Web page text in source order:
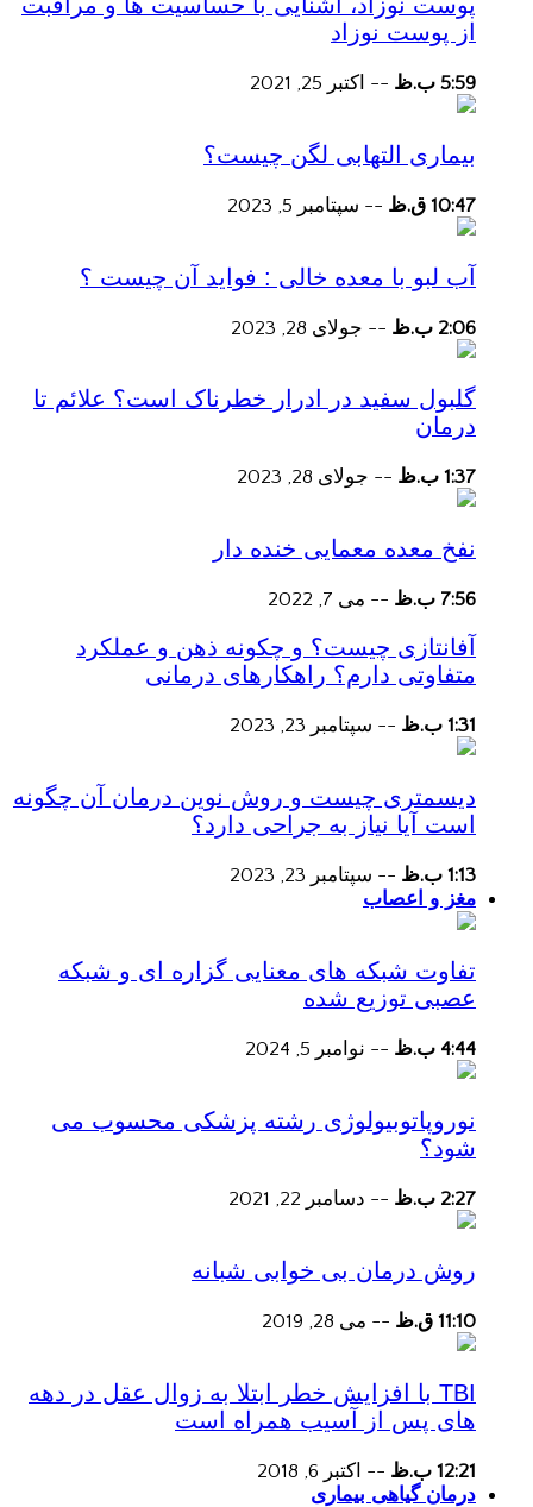
از پوست نوزاد
5:59 ب.ظ -- اکتبر 25, 2021
بیماری التهابی لگن چیست؟
10:47 ق.ظ -- سپتامبر 5, 2023
آب لبو با معده خالی : فواید آن چیست ؟
2:06 ب.ظ -- جولای 28, 2023
گلبول سفید در ادرار خطرناک است؟ علائم تا
درمان
1:37 ب.ظ -- جولای 28, 2023
نفخ معده معمایی خنده دار
7:56 ب.ظ -- می 7, 2022
آفانتازی چیست؟ و چکونه ذهن و عملکرد
متفاوتی دارم؟ راهکارهای درمانی
1:31 ب.ظ -- سپتامبر 23, 2023
دیسمتری چیست و روش نوین درمان آن چگونه
است آیا نیاز به جراحی دارد؟
1:13 ب.ظ -- سپتامبر 23, 2023
مغز و اعصاب
تفاوت شبکه های معنایی گزاره ای و شبکه
عصبی توزیع شده
4:44 ب.ظ -- نوامبر 5, 2024
نوروپاتوبیولوژی رشته پزشکی محسوب می
شود؟
2:27 ب.ظ -- دسامبر 22, 2021
روش درمان بی خوابی شبانه
11:10 ق.ظ -- می 28, 2019
TBI با افزایش خطر ابتلا به زوال عقل در دهه
های پس از آسیب همراه است
12:21 ب.ظ -- اکتبر 6, 2018
درمان گیاهی بیماری